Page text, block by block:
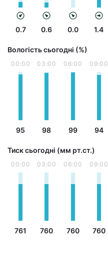
0.7 0.6 0.0 1.4
Вологість сьогодні (%)
00:00
95
03:00
98
06:00
99
09:00
94
Тиск сьогодні (мм рт.ст.)
00:00
761
03:00
760
06:00
760
09:00
760